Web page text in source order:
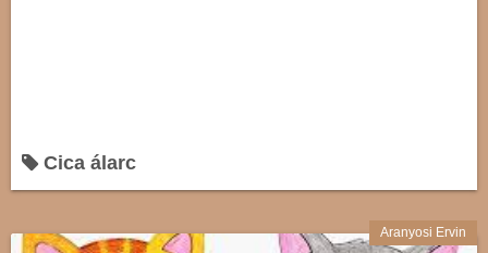
Cica álarc
Aranyosi Ervin